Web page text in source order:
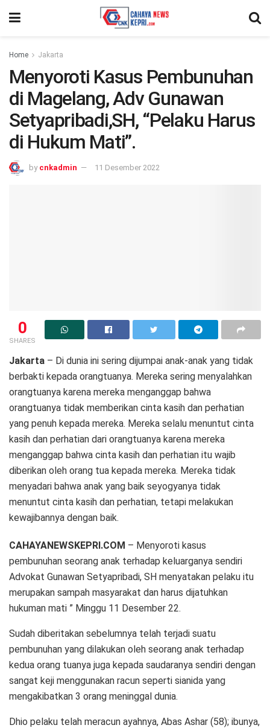
Home Jakarta
Menyoroti Kasus Pembunuhan
di Magelang, Adv Gunawan
Setyapribadi,SH, “Pelaku Harus
di Hukum Mati”.
by cnkadmin 11 Desember 2022
0
SHARES
Jakarta – Di dunia ini sering dijumpai anak-anak yang tidak
berbakti kepada orangtuanya. Mereka sering menyalahkan
orangtuanya karena mereka menganggap bahwa
orangtuanya tidak memberikan cinta kasih dan perhatian
yang penuh kepada mereka. Mereka selalu menuntut cinta
kasih dan perhatian dari orangtuanya karena mereka
menganggap bahwa cinta kasih dan perhatian itu wajib
diberikan oleh orang tua kepada mereka. Mereka tidak
menyadari bahwa anak yang baik seyogyanya tidak
menuntut cinta kasih dan perhatian, tetapi melakukan
kewajibannya dengan baik.
CAHAYANEWSKEPRI.COM – Menyoroti kasus
pembunuhan seorang anak terhadap keluarganya sendiri
Advokat Gunawan Setyapribadi, SH menyatakan pelaku itu
merupakan sampah masyarakat dan harus dijatuhkan
hukuman mati ” Minggu 11 Desember 22.
Sudah diberitakan sebelumnya telah terjadi suatu
pembunuhan yang dilakukan oleh seorang anak terhadap
kedua orang tuanya juga kepada saudaranya sendiri dengan
sangat keji menggunakan racun seperti sianida yang
mengakibatkan 3 orang meninggal dunia.
Dhio pelaku telah meracun ayahnya, Abas Ashar (58); ibunya,